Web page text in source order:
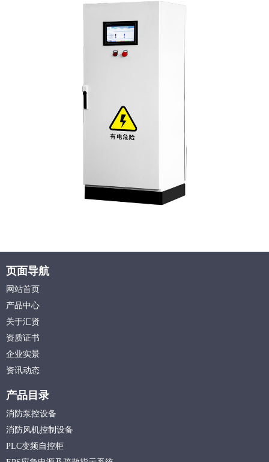
页面导航
网站首页
产品中心
关于汇贤
资质证书
企业实景
资讯动态
产品目录
消防泵控设备
消防风机控制设备
PLC变频自控柜